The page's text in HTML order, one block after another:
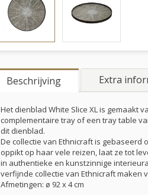
Beschrijving Extra
Het dienblad White Slice XL is gemaakt
complementaire tray of een tray table
dit dienblad.
De collectie van Ethnicraft is
oppikt op haar vele reizen, laat ze tot
in authentieke en kunstzinnige
verfijnde collectie van Ethnicraft maken
Afmetingen: ø 92 x 4 cm